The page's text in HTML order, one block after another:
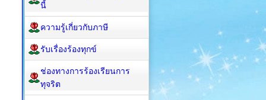
นี้
ความรู้เกี่ยวกับภาษี
รับเรื่องร้องทุกข์
ช่องทางการร้องเรียนการ
ทุจริต